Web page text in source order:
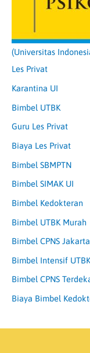
(Universitas
Les Privat
Karantina UI
Bimbel UTBK
Guru Les Privat
Biaya Les Privat
Bimbel SBMPTN
Bimbel SIMAK UI
Bimbel Kedokteran
Bimbel UTBK Murah
Bimbel CPNS Jakarta
Bimbel Intensif UTBK
Bimbel CPNS
Biaya Bimbel